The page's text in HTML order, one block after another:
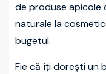
de produse apicole
naturale la
bugetul.
Fie că îți dorești un